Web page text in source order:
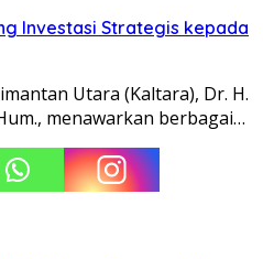
Investasi Strategis kepada
Utara (Kaltara), Dr. H.
menawarkan berbagai…